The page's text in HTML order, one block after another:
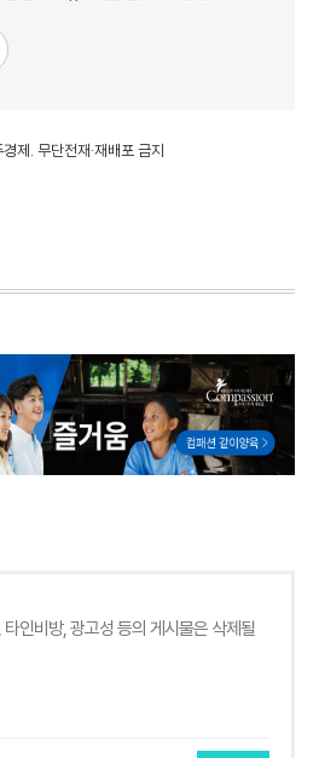
제. 무단전재·재배포 금지